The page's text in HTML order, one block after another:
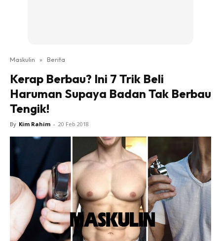
Maskulin » Berita
Kerap Berbau? Ini 7 Trik Beli
Haruman Supaya Badan Tak Berbau
Tengik!
By Kim Rahim - 20 Feb 2018